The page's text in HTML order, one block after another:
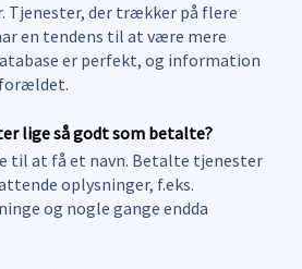
Tjenester, der trækker på flere
en tendens til at være mere
er perfekt, og information
lige så godt som betalte?
til at få et navn. Betalte tjenester
oplysninger, f.eks.
og nogle gange endda